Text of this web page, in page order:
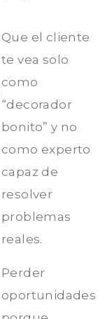
Que el cliente
te vea solo
como
“decorador
bonito” y no
como experto
capaz de
resolver
problemas
reales.
Perder
oportunidades